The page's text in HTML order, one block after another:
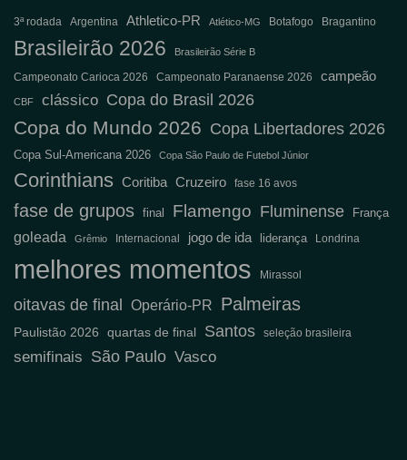
3ª rodada Argentina Athletico-PR Atlético-MG Botafogo Bragantino
Brasileirão 2026 Brasileirão Série B
Campeonato Carioca 2026 Campeonato Paranaense 2026 campeão
CBF clássico Copa do Brasil 2026
Copa do Mundo 2026 Copa Libertadores 2026
Copa Sul-Americana 2026 Copa São Paulo de Futebol Júnior
Corinthians Coritiba Cruzeiro fase 16 avos
fase de grupos final Flamengo Fluminense França
goleada Grêmio Internacional jogo de ida liderança Londrina
melhores momentos Mirassol
oitavas de final Operário-PR Palmeiras
Paulistão 2026 quartas de final Santos seleção brasileira
semifinais São Paulo Vasco